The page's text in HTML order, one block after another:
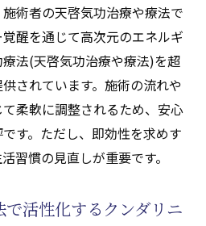
緩和に与えるプラス効果
体的な実践ポイント
功治療や療法)による完全寛
の効果を最大化する秘訣
療法で活性化するクンダリ
入れたい施術習慣の工夫
術者の天啓気功治療や療法で
醒を通じて高次元のエネルギ
法(天啓気功治療や療法)を超
されています。施術の流れや
柔軟に調整されるため、安心
す。ただし、即効性を求めす
習慣の見直しが重要です。
活性化するクンダリニ